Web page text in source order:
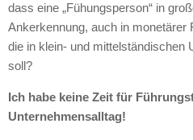
dass eine „Fühungsperson“ in
Ankerkennung, auch in monetärer
die in klein- und mittelständischen
soll?
Ich habe keine Zeit für
Unternehmensalltag!